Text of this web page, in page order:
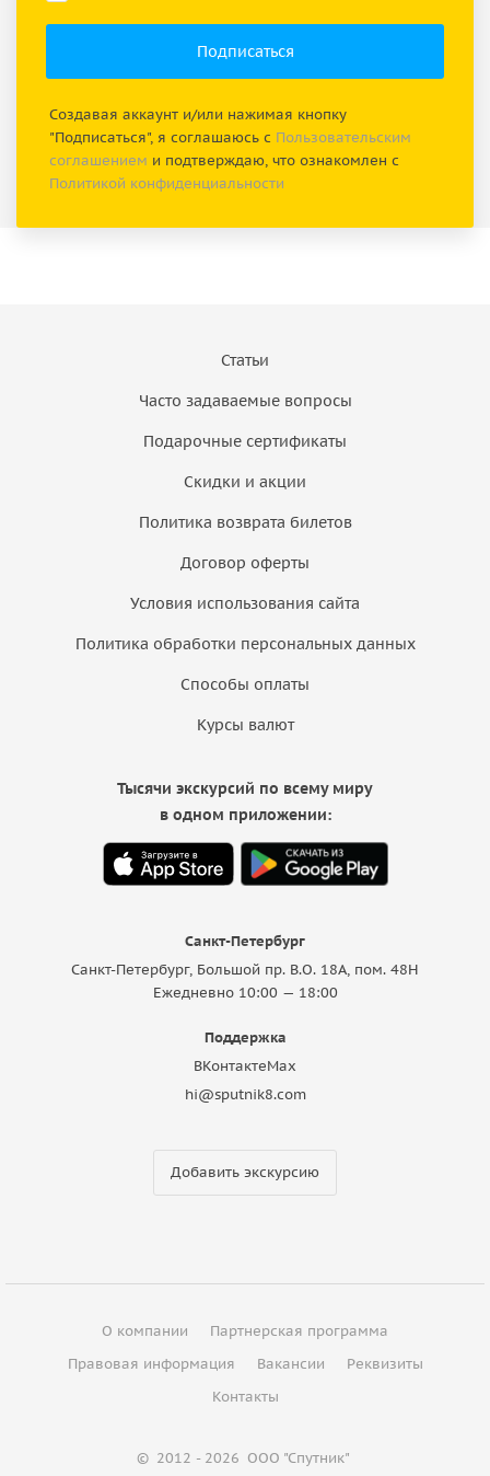
Создавая аккаунт и/или нажимая кнопку
"Подписаться", я соглашаюсь с Пользовательским
соглашением и подтверждаю, что ознакомлен с
Политикой конфиденциальности
Статьи
Часто задаваемые вопросы
Подарочные сертификаты
Скидки и акции
Политика возврата билетов
Договор оферты
Условия использования сайта
Политика обработки персональных данных
Способы оплаты
Курсы валют
Санкт-Петербург
Санкт-Петербург, Большой пр. В.О. 18A, пом. 48Н
Ежедневно 10:00 — 18:00
Поддержка
ВКонтактеMax
hi@sputnik8.com
Добавить экскурсию
Тысячи экскурсий по всему миру
в одном приложении:
О компании
Партнерская программа
Правовая информация
Вакансии
Реквизиты
Контакты
© 2012 - 2026 ООО "Спутник"